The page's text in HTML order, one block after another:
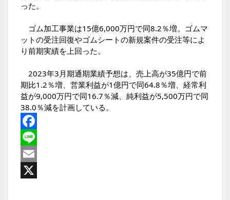
った。
ゴム加工事業は15億6,000万円で同8.2％増。ゴムマ
ットの受注回復やゴムシートの新規案件の受注等によ
り前期実績を上回った。
2023年3月期通期業績予想は、売上高が35億円で前
期比1.2％増、営業利益が1億円で同64.8％増、経常利
益が9,000万円で同16.7％減、純利益が5,500万円で同
38.0％減を計画している。
Facebook
Line
Email